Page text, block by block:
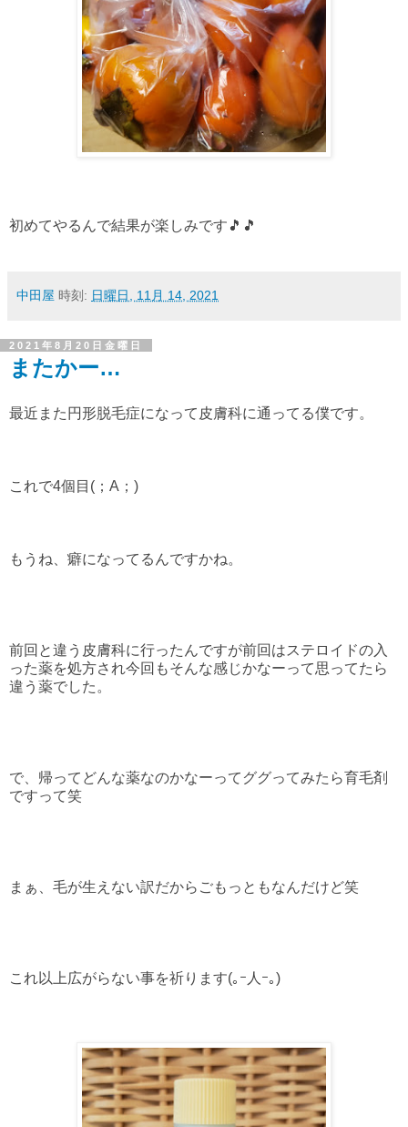
初めてやるんで結果が楽しみです🎵🎵
中田屋 時刻: 日曜日, 11月 14, 2021
2021年8月20日金曜日
またかー…
最近また円形脱毛症になって皮膚科に通ってる僕です。
これで4個目(；A；)
もうね、癖になってるんですかね。
前回と違う皮膚科に行ったんですが前回はステロイドの入
った薬を処方され今回もそんな感じかなーって思ってたら
違う薬でした。
で、帰ってどんな薬なのかなーってググってみたら育毛剤
ですって笑
まぁ、毛が生えない訳だからごもっともなんだけど笑
これ以上広がらない事を祈ります(｡ｰ人ｰ｡)